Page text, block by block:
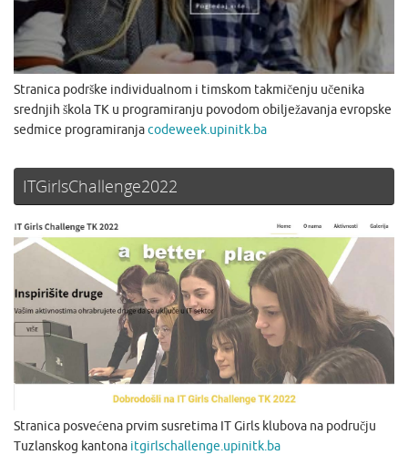
Stranica podrške individualnom i timskom takmičenju učenika
srednjih škola TK u programiranju povodom obilježavanja evropske
sedmice programiranjacodeweek.upinitk.ba
ITGirlsChallenge2022
Stranica posvećena prvim susretima IT Girls klubova na području
Tuzlanskog kantona itgirlschallenge.upinitk.ba